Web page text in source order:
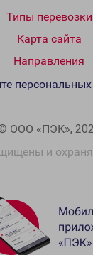
Типы перевозки
Карта сайта
Направления
ООО «ПЭК»,
и